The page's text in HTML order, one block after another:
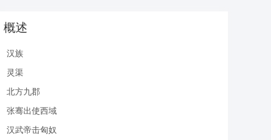
概述
汉族
灵渠
北方九郡
张骞出使西域
汉武帝击匈奴